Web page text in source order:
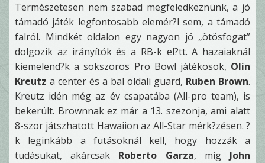
Természetesen nem szabad megfeledkeznünk, a jó
támadó játék legfontosabb elemér?l sem, a támadó
falról. Mindkét oldalon egy nagyon jó „ötösfogat”
dolgozik az irányítók és a RB-k el?tt. A hazaiaknál
kiemelend?k a sokszoros Pro Bowl játékosok, Olin
Kreutz a center és a bal oldali guard, Ruben Brown.
Kreutz idén még az év csapatába (All-pro team), is
bekerült. Brownnak ez már a 13. szezonja, ami alatt
8-szor játszhatott Hawaiion az All-Star mérk?zésen. ?
k leginkább a futásoknál kell, hogy hozzák a
tudásukat, akárcsak Roberto Garza, míg John